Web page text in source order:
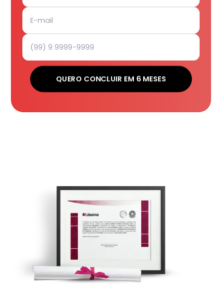
QUERO CONCLUIR EM 6 MESES